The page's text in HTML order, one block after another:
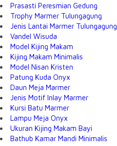
Prasasti Peresmian Gedung
Trophy Marmer Tulungagung
Jenis Lantai Marmer Tulungagung
Vandel Wisuda
Model Kijing Makam
Kijing Makam Minimalis
Model Nisan Kristen
Patung Kuda Onyx
Daun Meja Marmer
Jenis Motif Inlay Marmer
Kursi Batu Marmer
Lampu Meja Onyx
Ukuran Kijing Makam Bayi
Bathub Kamar Mandi Minimalis